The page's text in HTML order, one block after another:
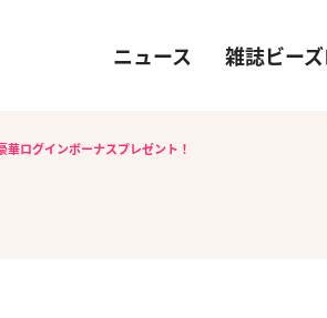
ニュース 雑誌ビー
ログインボーナスプレゼント！